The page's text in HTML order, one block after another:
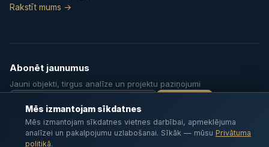
Rakstīt mums →
Abonēt jaunumus
Jauni objekti, tirgus analīze un projektu paziņojumi
Mēs izmantojam sīkdatnes
Mēs izmantojam sīkdatnes vietnes darbībai, apmeklējuma
analīzei un pakalpojumu uzlabošanai. Sīkāk — mūsu Privātuma
politikā.